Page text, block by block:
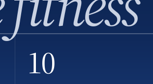
10